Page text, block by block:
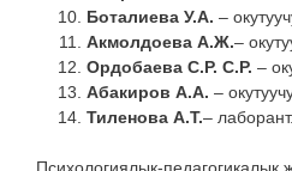
Боталиева У.А. –
Акмолдоева А.Ж.–
Ордобаева С.Р. С.Р. –
Абакиров А.А. –
Тиленова А.Т.– лаборант.
Психологиялык-педагогикалык